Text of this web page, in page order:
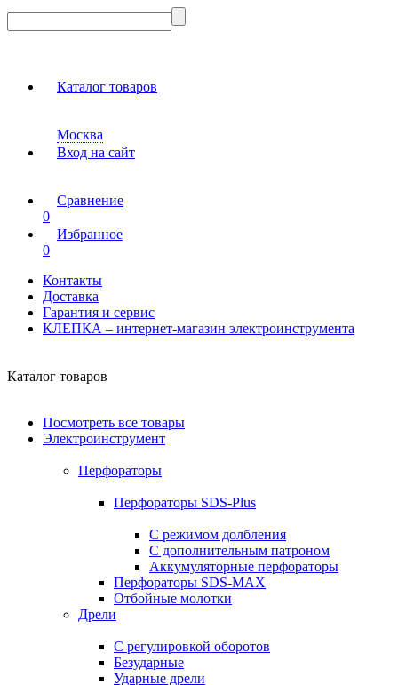
Каталог товаров
Москва
Вход на сайт
Сравнение
0
Избранное
0
Контакты
Доставка
Гарантия и сервис
КЛЕПКА – интернет-магазин электроинструмента
Каталог товаров
Посмотреть все товары
Электроинструмент
Перфораторы
Перфораторы SDS-Plus
С режимом долбления
С дополнительным патроном
Аккумуляторные перфораторы
Перфораторы SDS-MAX
Отбойные молотки
Дрели
С регулировкой оборотов
Безударные
Ударные дрели